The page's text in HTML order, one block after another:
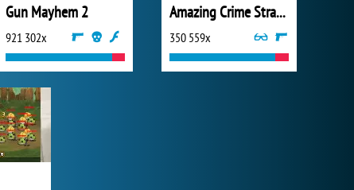
Gun Mayhem 2
921 302x
Amazing Crime Strange Stickman
350 559x